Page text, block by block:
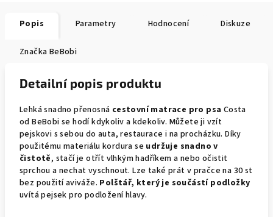
Popis Parametry Hodnocení Diskuze
Značka BeBobi
Detailní popis produktu
Lehká snadno přenosná cestovní matrace pro psa Costa
od BeBobi se hodí kdykoliv a kdekoliv. Můžete ji vzít
pejskovi s sebou do auta, restaurace i na procházku. Díky
použitému materiálu kordura se udržuje snadno v
čistotě, stačí je otřít vlhkým hadříkem a nebo očistit
sprchou a nechat vyschnout. Lze také prát v pračce na 30 st
bez použití aviváže. Polštář, který je součástí podložky
uvítá pejsek pro podložení hlavy.